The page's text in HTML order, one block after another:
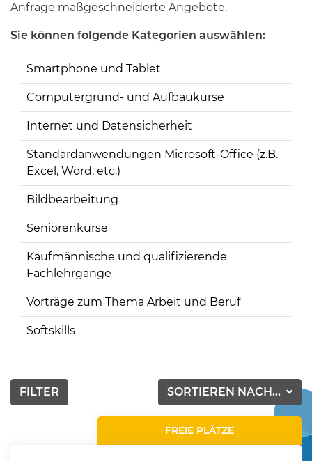
Anfrage maßgeschneiderte Angebote.
Sie können folgende Kategorien auswählen:
Smartphone und Tablet
Computergrund- und Aufbaukurse
Internet und Datensicherheit
Standardanwendungen Microsoft-Office (z.B.
Excel, Word, etc.)
Bildbearbeitung
Seniorenkurse
Kaufmännische und qualifizierende
Fachlehrgänge
Vorträge zum Thema Arbeit und Beruf
Softskills
SORTIEREN NACH...
FILTER
FREIE PLÄTZE